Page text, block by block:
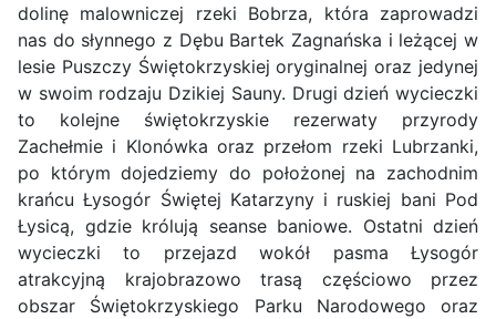
dolinę malowniczej rzeki Bobrza, która zaprowadzi
nas do słynnego z Dębu Bartek Zagnańska i leżącej w
lesie Puszczy Świętokrzyskiej oryginalnej oraz jedynej
w swoim rodzaju Dzikiej Sauny. Drugi dzień wycieczki
to kolejne świętokrzyskie rezerwaty przyrody
Zachełmie i Klonówka oraz przełom rzeki Lubrzanki,
po którym dojedziemy do położonej na zachodnim
krańcu Łysogór Świętej Katarzyny i ruskiej bani Pod
Łysicą, gdzie królują seanse baniowe. Ostatni dzień
wycieczki to przejazd wokół pasma Łysogór
atrakcyjną krajobrazowo trasą częściowo przez
obszar Świętokrzyskiego Parku Narodowego oraz